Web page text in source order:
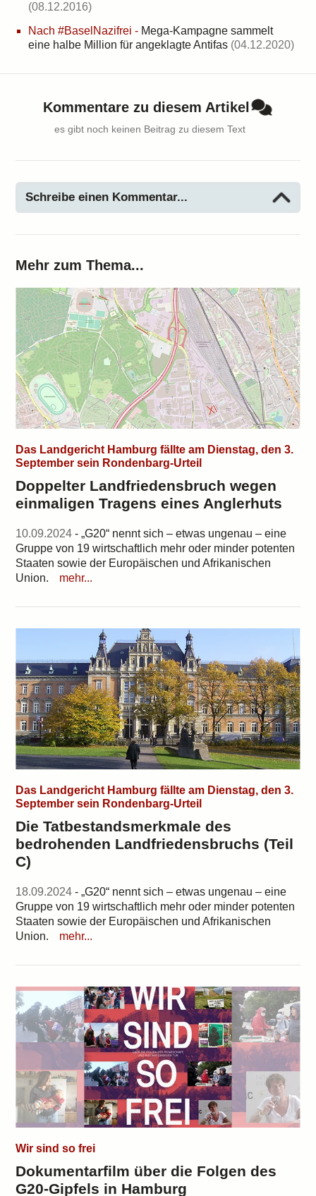
(08.12.2016)
Nach #BaselNazifrei - Mega-Kampagne sammelt
eine halbe Million für angeklagte Antifas (04.12.2020)
Kommentare zu diesem Artikel
es gibt noch keinen Beitrag zu diesem Text
Schreibe einen Kommentar...
Mehr zum Thema...
Das Landgericht Hamburg fällte am Dienstag, den 3.
September sein Rondenbarg-Urteil
Doppelter Landfriedensbruch wegen
einmaligen Tragens eines Anglerhuts
10.09.2024 - „G20“ nennt sich – etwas ungenau – eine
Gruppe von 19 wirtschaftlich mehr oder minder potenten
Staaten sowie der Europäischen und Afrikanischen
Union.
mehr...
Das Landgericht Hamburg fällte am Dienstag, den 3.
September sein Rondenbarg-Urteil
Die Tatbestandsmerkmale des
bedrohenden Landfriedensbruchs (Teil
C)
18.09.2024 - „G20“ nennt sich – etwas ungenau – eine
Gruppe von 19 wirtschaftlich mehr oder minder potenten
Staaten sowie der Europäischen und Afrikanischen
Union.
mehr...
Wir sind so frei
Dokumentarfilm über die Folgen des
G20-Gipfels in Hamburg